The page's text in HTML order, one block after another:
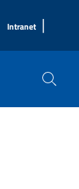
Intranet |